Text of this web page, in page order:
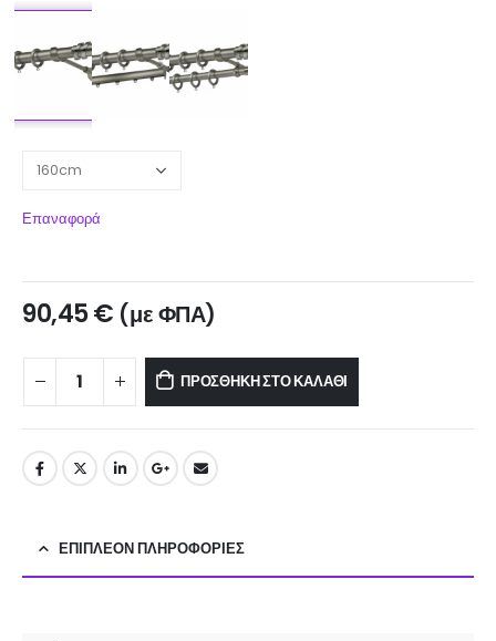
Επαναφορά
90,45€ (με ΦΠΑ)
ΠΡΟΣΘΉΚΗ ΣΤΟ ΚΑΛΆΘΙ
ΕΠΙΠΛΈΟΝ ΠΛΗΡΟΦΟΡΊΕΣ